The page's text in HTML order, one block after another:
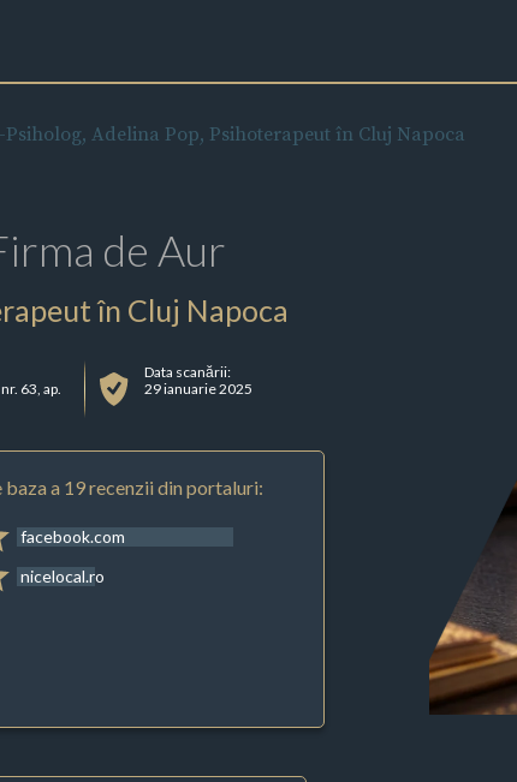
Psiholog, Adelina Pop, Psihoterapeut în Cluj Napoca
de Aur
în Cluj Napoca
63, ap.
Data scanării:
29 ianuarie 2025
baza a 19 recenzii din portaluri:
facebook.com
nicelocal.ro